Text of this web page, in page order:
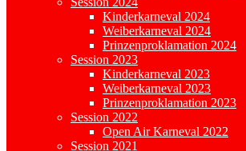
Kinderkarneval 2024
Weiberkarneval 2024
Prinzenproklamation 2024
Session 2023
Kinderkarneval 2023
Weiberkarneval 2023
Prinzenproklamation 2023
Session 2022
Open Air Karneval 2022
Session 2021